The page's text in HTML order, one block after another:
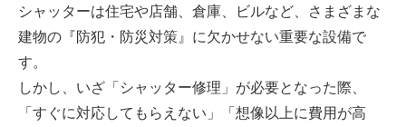
シャッターは住宅や店舗、倉庫、ビルなど、さまざまな
建物の『防犯・防災対策』に欠かせない重要な設備で
す。
しかし、いざ「シャッター修理」が必要となった際、
「すぐに対応してもらえない」「想像以上に費用が高